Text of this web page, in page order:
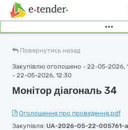
Повернутись назад
Закупівлю оголошено - 22-05-2026,
- 22-05-2026, 12:30
Монітор діагональ 34
Оголошення про проведення.pdf
Закупівля: UA-2026-05-22-005761-a